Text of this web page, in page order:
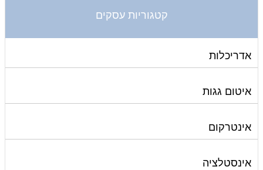
קטגוריות עסקים
אדריכלות
איטום גגות
אינטרקום
אינסטלציה